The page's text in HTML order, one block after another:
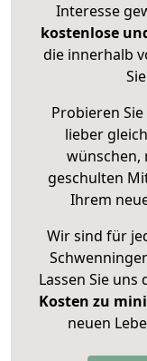
Interesse
kostenlose
die innerhalb
Probieren
lieber
wünschen,
geschulten
Ihrem
Wir sind für
Lassen Sie uns
Kosten zu
neuen